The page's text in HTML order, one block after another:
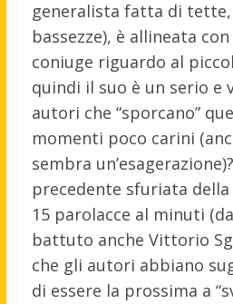
generalista fatta di
bassezze), è allineata
coniuge riguardo al
quindi il suo è un serio e
autori che “sporcano”
momenti poco carini
sembra
precedente sfuriata
15 parolacce al minuti
battuto anche Vittorio
che gli autori abbiano
di essere la prossima a